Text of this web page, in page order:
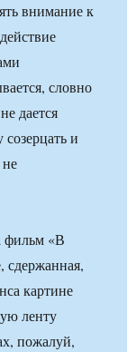
внимание к
словно
дается
и
фильм «В
сдержанная,
картине
ленту
пожалуй,